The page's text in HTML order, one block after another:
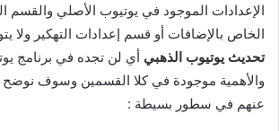
الإعدادات الموجود في يوتيوب الأصلي والقسم
الخاص بالإضافات أو قسم إعدادات التهكير ولا
تحديث يوتيوب الذهبي أي لن تجده في برنامج
والأهمية موجودة في كلا القسمين وسوف
عنهم في سطور بسيطة :